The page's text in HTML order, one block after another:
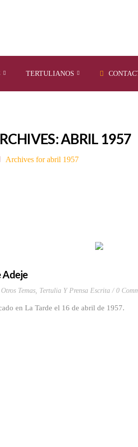
TERTULIANOS
ABRIL 1957
Archives for abril 1957
Adeje
Temas, Tertulia Y Prensa Escrita 0
en La Tarde el 16 de abril de 1957.